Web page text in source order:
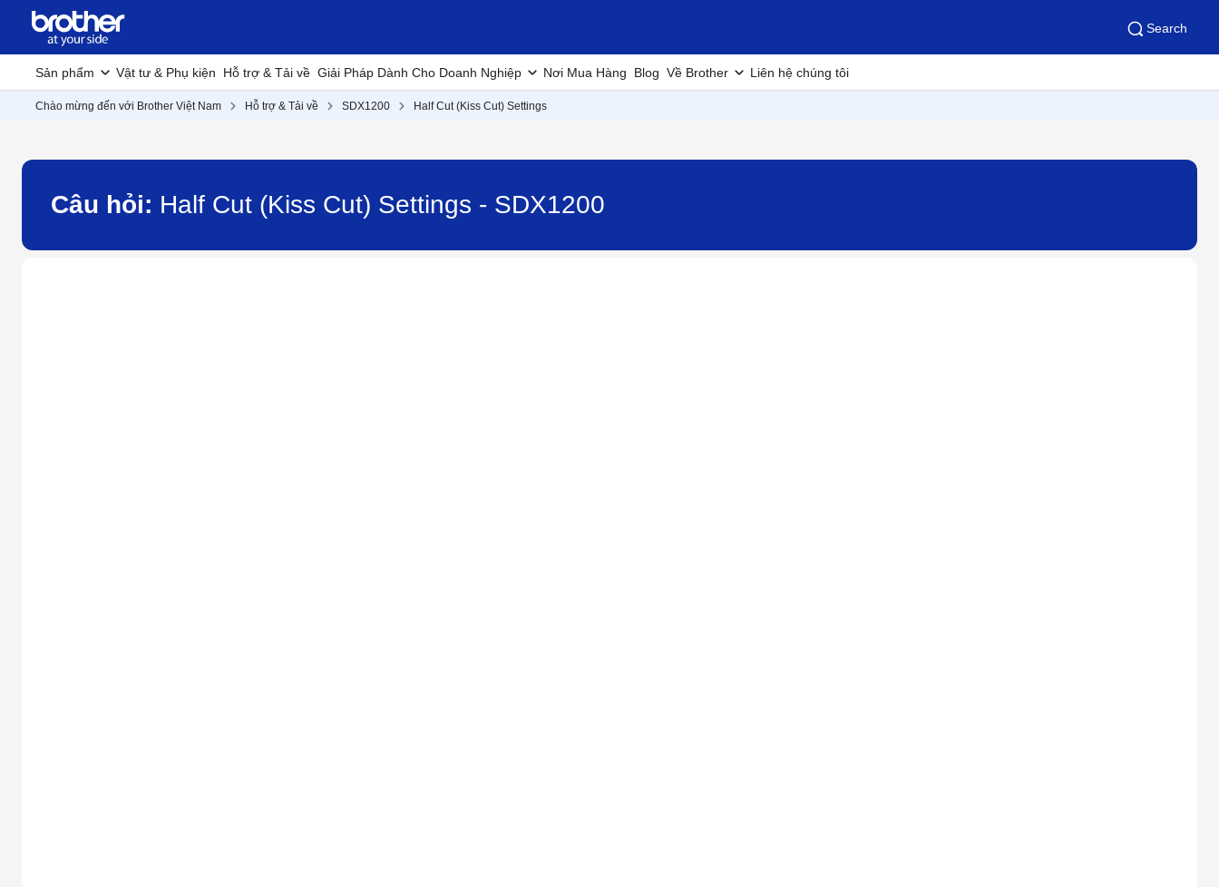
Search
Sản phẩm Vật tư & Phụ kiện Hỗ trợ & Tải về Giải Pháp Dành Cho Doanh Nghiệp Nơi Mua Hàng Blog Về Brother Liên hệ chúng tôi
Chào mừng đến với Brother Việt Nam Hỗ trợ & Tải về SDX1200 Half Cut (Kiss Cut) Settings
Câu hỏi: Half Cut (Kiss Cut) Settings - SDX1200